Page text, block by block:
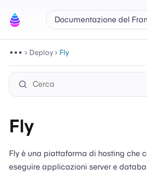
Documentazione del
Deploy Fly
Fly
Fly è una piattaforma di hosting che
eseguire applicazioni server e